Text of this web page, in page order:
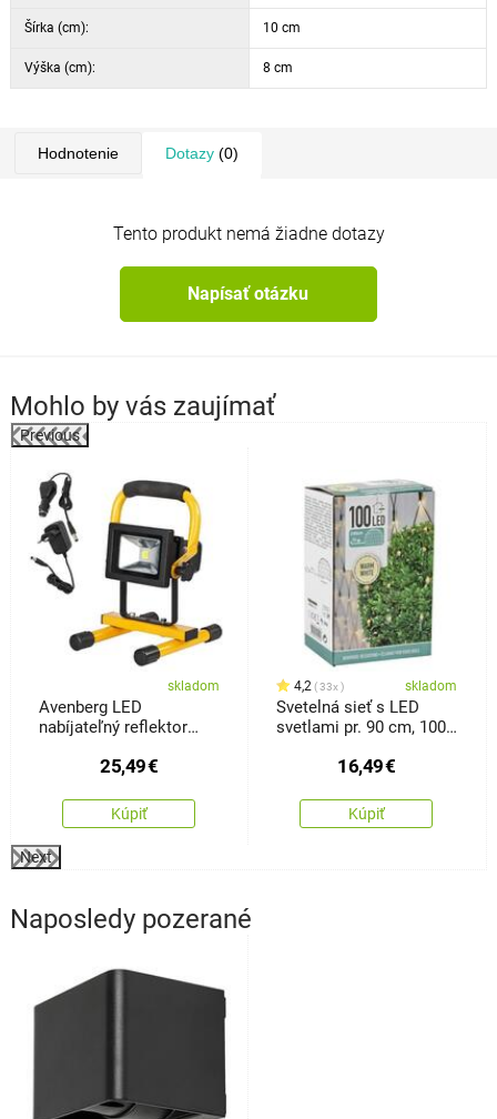
Šírka (cm): 10 cm
Výška (cm): 8 cm
Hodnotenie Dotazy(0)
Tento produkt nemá žiadne dotazy
Napísať otázku
Mohlo by vás zaujímať
Previous
skladom
Avenberg LED
nabíjateľný reflektor
25,49€
Kúpiť
4,2 33x skladom
Svetelná sieť s LED
svetlami pr. 90 cm, 100
16,49€
Kúpiť
Next
Naposledy pozerané